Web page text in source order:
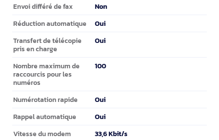
Envoi différé de fax Non
Réduction automatique Oui
Transfert de télécopie
pris en charge
Oui
Nombre maximum de
raccourcis pour les
numéros
100
Numérotation rapide Oui
Rappel automatique Oui
Vitesse du modem 33,6 Kbit/s